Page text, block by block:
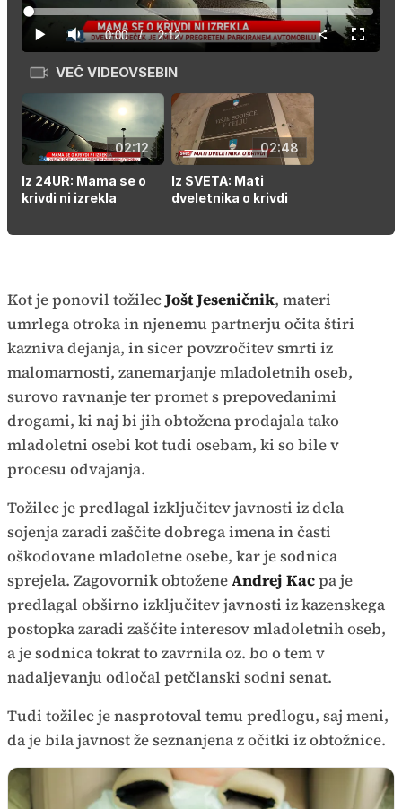
Predvajaj
Predvajaj
Tiho Current
Time
0:00 / Duration
2:12
Loaded:
0.00%
način
VEČ VIDEOVSEBIN
02:12
Iz 24UR: Mama se o
krivdi ni izrekla
02:48
Iz SVETA: Mati
dveletnika o krivdi
Kot je ponovil tožilecJošt Jeseničnik, materi
umrlega otroka in njenemu partnerju očita štiri
kazniva dejanja, in sicer povzročitev smrti iz
malomarnosti, zanemarjanje mladoletnih oseb,
surovo ravnanje ter promet s prepovedanimi
drogami, ki naj bi jih obtožena prodajala tako
mladoletni osebi kot tudi osebam, ki so bile v
procesu odvajanja.
Tožilec je predlagal izključitev javnosti iz dela
sojenja zaradi zaščite dobrega imena in časti
oškodovane mladoletne osebe, kar je sodnica
sprejela. Zagovornik obtoženeAndrej Kacpa je
predlagal obširno izključitev javnosti iz kazenskega
postopka zaradi zaščite interesov mladoletnih oseb,
a je sodnica tokrat to zavrnila oz. bo o tem v
nadaljevanju odločal petčlanski sodni senat.
Tudi tožilec je nasprotoval temu predlogu, saj meni,
da je bila javnost že seznanjena z očitki iz obtožnice.